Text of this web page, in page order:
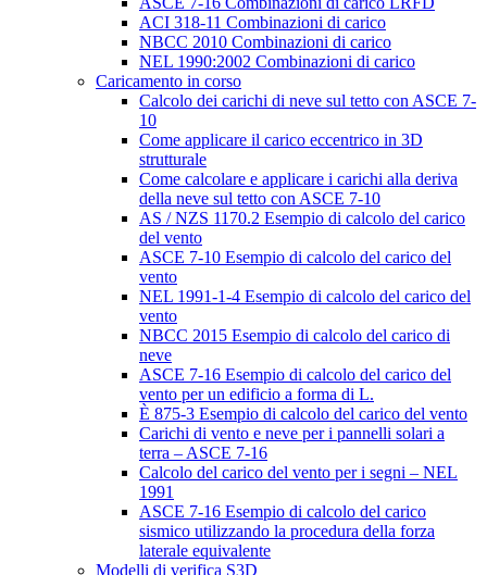
ACI 318-11 Combinazioni di carico
NBCC 2010 Combinazioni di carico
NEL 1990:2002 Combinazioni di carico
Caricamento in corso
Calcolo dei carichi di neve sul tetto con ASCE 7-
10
Come applicare il carico eccentrico in 3D
strutturale
Come calcolare e applicare i carichi alla deriva
della neve sul tetto con ASCE 7-10
AS / NZS 1170.2 Esempio di calcolo del carico
del vento
ASCE 7-10 Esempio di calcolo del carico del
vento
NEL 1991-1-4 Esempio di calcolo del carico del
vento
NBCC 2015 Esempio di calcolo del carico di
neve
ASCE 7-16 Esempio di calcolo del carico del
vento per un edificio a forma di L.
È 875-3 Esempio di calcolo del carico del vento
Carichi di vento e neve per i pannelli solari a
terra – ASCE 7-16
Calcolo del carico del vento per i segni – NEL
1991
ASCE 7-16 Esempio di calcolo del carico
sismico utilizzando la procedura della forza
laterale equivalente
Modelli di verifica S3D